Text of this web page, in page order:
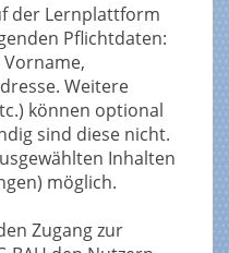
der Lernplattform
Pflichtdaten:
Weitere
können optional
sind diese nicht.
Inhalten
möglich.
Zugang zur